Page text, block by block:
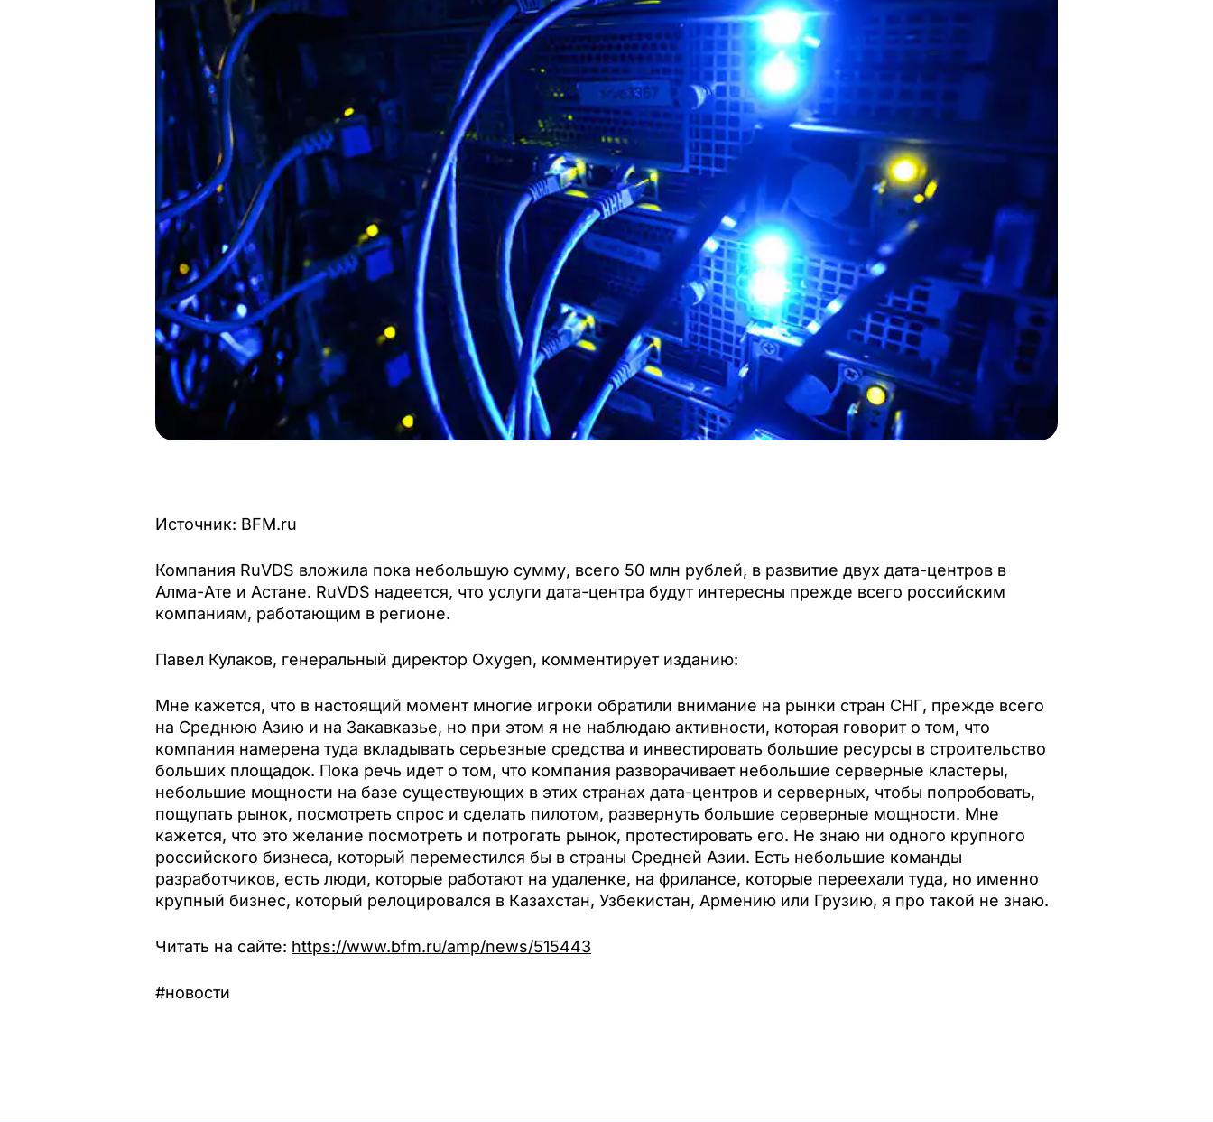
Источник: BFM.ru
Компания RuVDS вложила пока небольшую сумму, всего 50 млн рублей, в развитие двух дата-центров в
Алма-Ате и Астане. RuVDS надеется, что услуги дата-центра будут интересны прежде всего российским
компаниям, работающим в регионе.
Павел Кулаков, генеральный директор Oxygen, комментирует изданию:
Мне кажется, что в настоящий момент многие игроки обратили внимание на рынки стран СНГ, прежде всего
на Среднюю Азию и на Закавказье, но при этом я не наблюдаю активности, которая говорит о том, что
компания намерена туда вкладывать серьезные средства и инвестировать большие ресурсы в строительство
больших площадок. Пока речь идет о том, что компания разворачивает небольшие серверные кластеры,
небольшие мощности на базе существующих в этих странах дата-центров и серверных, чтобы попробовать,
пощупать рынок, посмотреть спрос и сделать пилотом, развернуть большие серверные мощности. Мне
кажется, что это желание посмотреть и потрогать рынок, протестировать его. Не знаю ни одного крупного
российского бизнеса, который переместился бы в страны Средней Азии. Есть небольшие команды
разработчиков, есть люди, которые работают на удаленке, на фрилансе, которые переехали туда, но именно
крупный бизнес, который релоцировался в Казахстан, Узбекистан, Армению или Грузию, я про такой не знаю.
Читать на сайте: https://www.bfm.ru/amp/news/515443
#новости